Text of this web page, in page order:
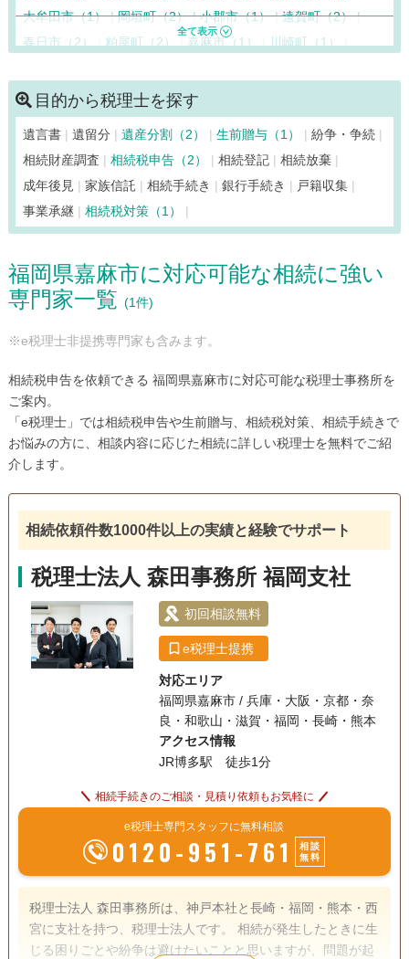
大牟田市（1） 岡垣町（2） 小郡市（1） 遠賀町（2）
春日市（2）
粕屋町（2） 嘉麻市（1）
川崎町（1）
北九州市小倉南区（2） 北九州市戸畑区（2）
北九州市門司区（2） 北九州市八幡西区（2）
北九州市八幡東区（2） 北九州市若松区（2）
鞍手町（2）
久留米市（1）
桂川町（1） 上毛町（2） 古賀市（2）
小竹町（2） 篠栗町（2） 志免町（2） 新宮町（2）
須惠町（2） 添田町（1） 田川市（1）
筑前町（1）
東峰村（1） 那珂川市（1） 中間市（2）
直方市（2） 久山町（2）
福岡市博多区（3）
福岡市東区（2）
福智町（1） 福津市（2） 豊前市（2） 水巻町（2）
みやこ町（2）
柳川市（1） 八女市（1） 行橋市（2） 吉富町（2）
目的から税理士を探す
遺言書 遺留分 遺産分割（2） 生前贈与（1）
紛争・争続
相続財産調査
相続税申告（2） 相続登記
相続放棄
成年後見
家族信託 相続手続き 銀行手続き
戸籍収集
事業承継
相続税対策（1）
福岡県嘉麻市に対応可能な相続に強い
専門家一覧 (1件)
※e税理士非提携専門家も含みます。
相続税申告を依頼できる 福岡県嘉麻市に対応可能な税理士事務所を
ご案内。
「e税理士」では相続税申告や生前贈与、相続税対策、相続手続きで
お悩みの方に、相談内容に応じた相続に詳しい税理士を無料でご紹
介します。
相続依頼件数1000件以上の実績と経験でサポート
税理士法人 森田事務所 福岡支社
初回相談無料
e税理士提携
対応エリア
福岡県嘉麻市 / 兵庫・大阪・京都・奈
良・和歌山・滋賀・福岡・長崎・熊本
アクセス情報
JR博多駅 徒歩1分
相続手続きのご相談・見積り依頼もお気軽に
e税理士専門スタッフに無料相談
0120-951-761
相談
無料
税理士法人 森田事務所は、神戸本社と長崎・福岡・熊本・西
宮に支社を持つ、税理士法人です。 相続が発生したときに生
じる困りごとや紛争は避けたいことと思いますが、問題が起